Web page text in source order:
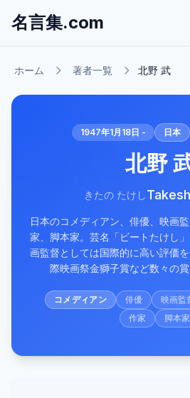
名言集.com
ホーム 著者一覧 北野 武
1947年1月18日 - 日本
北野
きたの たけし
日本のコメディアン、俳優、映画
家、脚本家。芸名「ビートたけし
画監督としては国際的に高い評価
際映画祭金獅子賞など数々の賞
コメディアン 俳優 映画監
作家
脚本家